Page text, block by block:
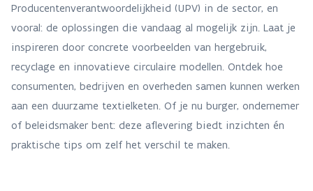
Producentenverantwoordelijkheid (UPV) in de sector, en
vooral: de oplossingen die vandaag al mogelijk zijn. Laat je
inspireren door concrete voorbeelden van hergebruik,
recyclage en innovatieve circulaire modellen. Ontdek hoe
consumenten, bedrijven en overheden samen kunnen werken
aan een duurzame textielketen. Of je nu burger, ondernemer
of beleidsmaker bent: deze aflevering biedt inzichten én
praktische tips om zelf het verschil te maken.